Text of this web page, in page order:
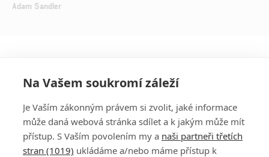
Adam Sandler
Na Vašem soukromí záleží
Je Vaším zákonným právem si zvolit, jaké informace
může daná webová stránka sdílet a k jakým může mít
přístup. S Vaším povolením my a naši partneři třetích
stran (1019) ukládáme a/nebo máme přístup k